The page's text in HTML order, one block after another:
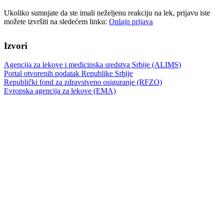
Ukoliko sumnjate da ste imali neželjenu reakciju na lek, prijavu iste
možete izvršiti na sledećem linku: Onlajn prijava
Izvori
Agencija za lekove i medicinska sredstva Srbije (ALIMS)
Portal otvorenih podatak Republike Srbije
Republički fond za zdravstveno osiguranje (RFZO)
Evropska agencija za lekove (EMA)